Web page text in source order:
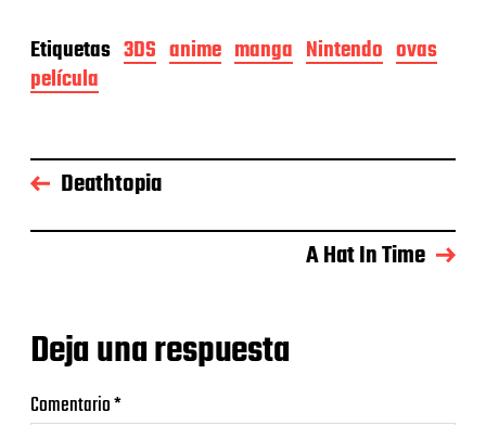
Etiquetas 3DS anime manga Nintendo ovas
película
Deathtopia
A Hat In Time
Deja una respuesta
Comentario*